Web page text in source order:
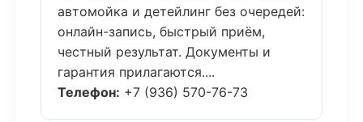
автомойка и детейлинг без очередей:
онлайн-запись, быстрый приём,
честный результат. Документы и
гарантия прилагаются....
Телефон: +7 (936) 570-76-73